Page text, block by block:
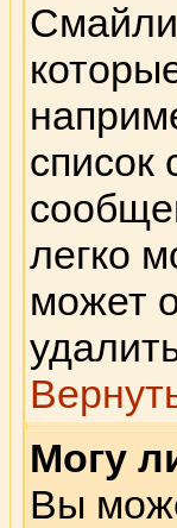
список
легко
может
Могу
Вы